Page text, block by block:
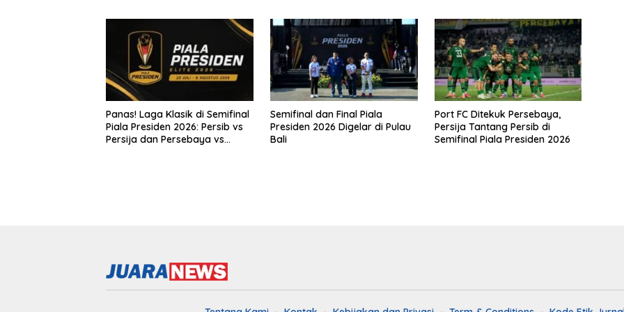
Panas! Laga Klasik di Semifinal
Piala Presiden 2026: Persib vs
Persija dan Persebaya vs
Semifinal dan Final Piala
Presiden 2026 Digelar di Pulau
Bali
Port FC Ditekuk Persebaya,
Persija Tantang Persib di
Semifinal Piala Presiden 2026